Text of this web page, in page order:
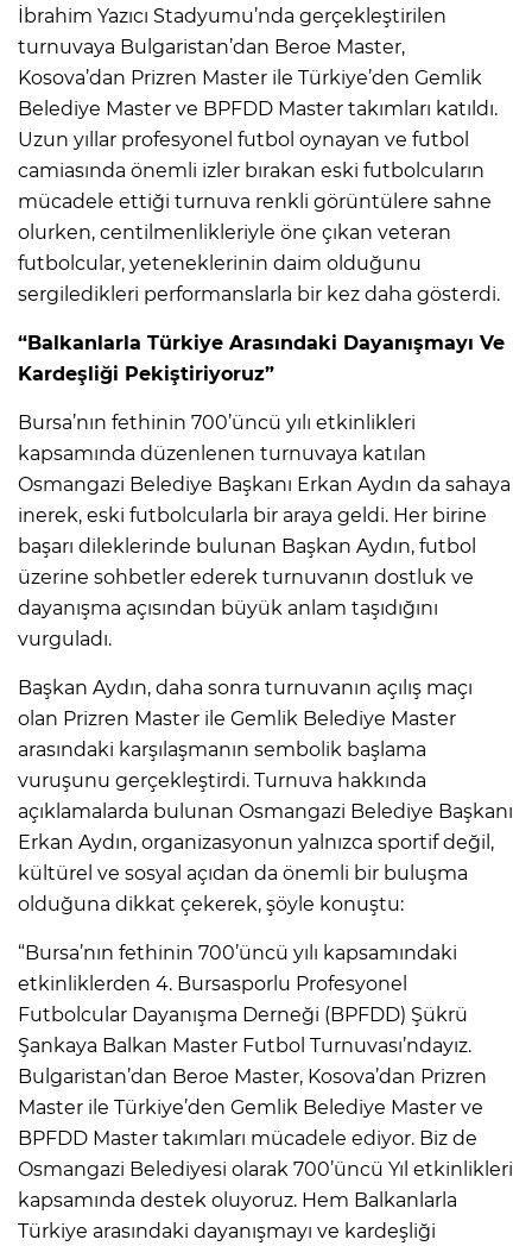
İbrahim Yazıcı Stadyumu’nda gerçekleştirilen
turnuvaya Bulgaristan’dan Beroe Master,
Kosova’dan Prizren Master ile Türkiye’den Gemlik
Belediye Master ve BPFDD Master takımları katıldı.
Uzun yıllar profesyonel futbol oynayan ve futbol
camiasında önemli izler bırakan eski futbolcuların
mücadele ettiği turnuva renkli görüntülere sahne
olurken, centilmenlikleriyle öne çıkan veteran
futbolcular, yeteneklerinin daim olduğunu
sergiledikleri performanslarla bir kez daha gösterdi.
“Balkanlarla Türkiye Arasındaki Dayanışmayı Ve
Kardeşliği Pekiştiriyoruz”
Bursa’nın fethinin 700’üncü yılı etkinlikleri
kapsamında düzenlenen turnuvaya katılan
Osmangazi Belediye Başkanı Erkan Aydın da sahaya
inerek, eski futbolcularla bir araya geldi. Her birine
başarı dileklerinde bulunan Başkan Aydın, futbol
üzerine sohbetler ederek turnuvanın dostluk ve
dayanışma açısından büyük anlam taşıdığını
vurguladı.
Başkan Aydın, daha sonra turnuvanın açılış maçı
olan Prizren Master ile Gemlik Belediye Master
arasındaki karşılaşmanın sembolik başlama
vuruşunu gerçekleştirdi. Turnuva hakkında
açıklamalarda bulunan Osmangazi Belediye Başkanı
Erkan Aydın, organizasyonun yalnızca sportif değil,
kültürel ve sosyal açıdan da önemli bir buluşma
olduğuna dikkat çekerek, şöyle konuştu:
“Bursa’nın fethinin 700’üncü yılı kapsamındaki
etkinliklerden 4. Bursasporlu Profesyonel
Futbolcular Dayanışma Derneği (BPFDD) Şükrü
Şankaya Balkan Master Futbol Turnuvası’ndayız.
Bulgaristan’dan Beroe Master, Kosova’dan Prizren
Master ile Türkiye’den Gemlik Belediye Master ve
BPFDD Master takımları mücadele ediyor. Biz de
Osmangazi Belediyesi olarak 700’üncü Yıl etkinlikleri
kapsamında destek oluyoruz. Hem Balkanlarla
Türkiye arasındaki dayanışmayı ve kardeşliği